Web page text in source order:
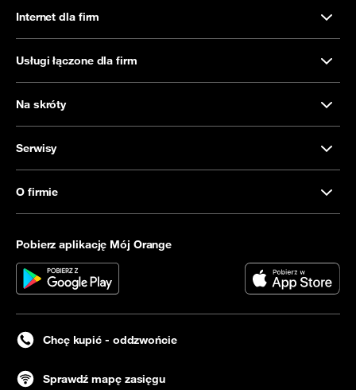
Internet dla firm
Usługi łączone dla firm
Na skróty
Serwisy
O firmie
Pobierz aplikację Mój Orange
Chcę kupić - oddzwońcie
Sprawdź mapę zasięgu